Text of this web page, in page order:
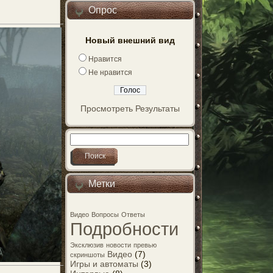
Опрос
Новый внешний вид
Нравится
Не нравится
Просмотреть Результаты
Метки
Видео Вопросы Ответы
Подробности
Эксклюзив новости превью
скриншоты Видео (7)
Игры и автоматы (3)